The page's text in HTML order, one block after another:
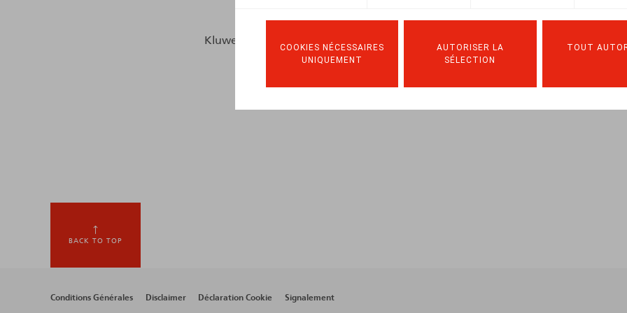
COOKIES NÉCESSAIRES
UNIQUEMENT
AUTORISER LA
SÉLECTION
TOUT
Kluwer, Tewerkstelling Topics, 2024, 134 p.
BACK TO TOP
Footer
Conditions Générales Disclaimer Déclaration Cookie Signalement